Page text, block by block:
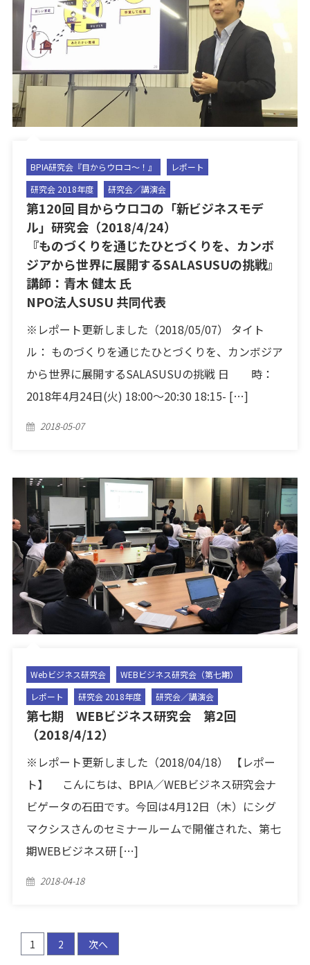
BPIA研究会『目からウロコ〜！』
レポート
研究会 2018年度
研究会／講演会
第120回 目からウロコの「新ビジネスモデ
ル」研究会（2018/4/24）
『ものづくりを通じたひとづくりを、カンボ
ジアから世界に展開するSALASUSUの挑戦』
講師：青木 健太 氏
NPO法人SUSU 共同代表
※レポート更新しました（2018/05/07） タイト
ル： ものづくりを通じたひとづくりを、カンボジア
から世界に展開するSALASUSUの挑戦 日 時：
2018年4月24日(火) 18:00〜20:30 18:15- […]
Posted
2018-05-07
Webビジネス研究会
WEBビジネス研究会（第七期）
レポート
研究会 2018年度 研究会／講演会
第七期 WEBビジネス研究会 第2回
（2018/4/12）
※レポート更新しました（2018/04/18） 【レポー
ト】 こんにちは、BPIA／WEBビジネス研究会ナ
ビゲータの石田です。今回は4月12日（木）にシグ
マクシスさんのセミナールームで開催された、第七
期WEBビジネス研 […]
Posted
2018-04-18
投
稿
1 2 次へ